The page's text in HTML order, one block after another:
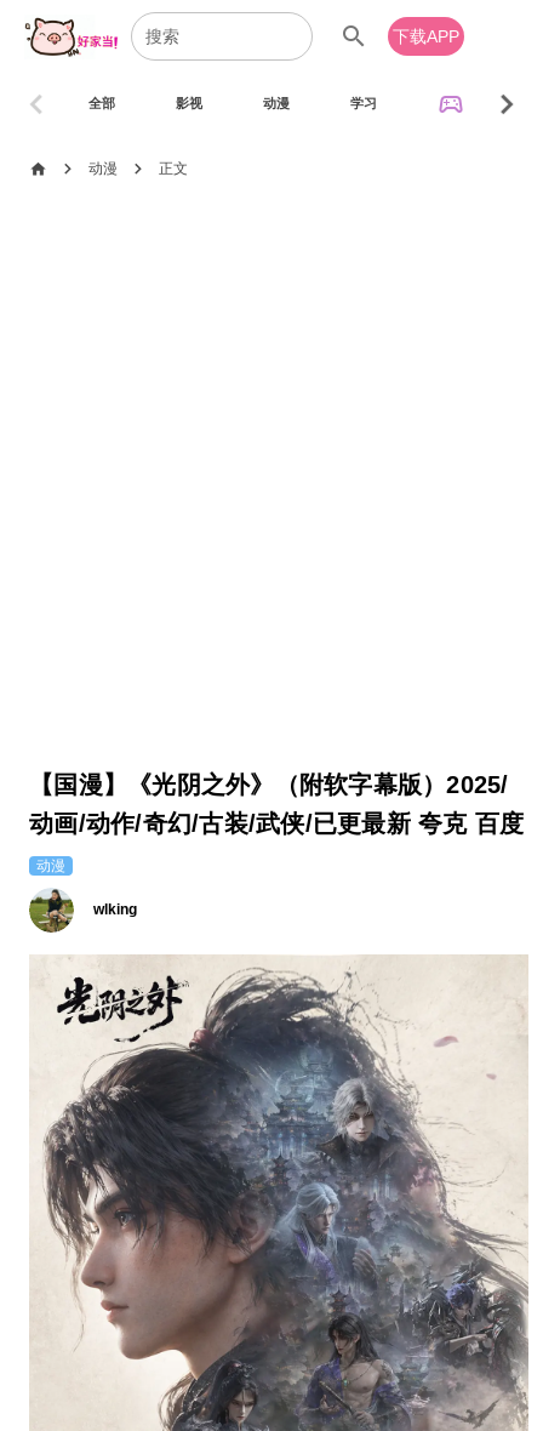
search 下载APP
全部 影视 动漫 学习 sports_esports
chevron_left chevron_right
home chevron_right 动漫 chevron_right 正文
【国漫】《光阴之外》（附软字幕版）2025/
动画/动作/奇幻/古装/武侠/已更最新 夸克 百度
动漫
wlking